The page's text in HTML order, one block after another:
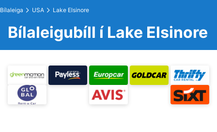
Bílaleiga USA Lake Elsinore
Bílaleigubíll í Lake Elsinore